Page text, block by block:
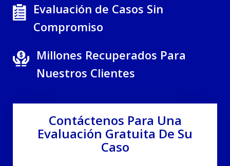
Evaluación de Casos Sin
Compromiso
Millones Recuperados Para
Nuestros Clientes
Contáctenos Para Una
Evaluación Gratuita De Su
Caso